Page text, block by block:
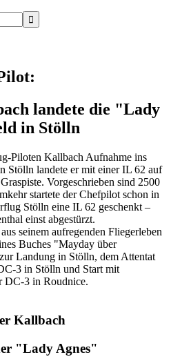
landete die "Lady
in Stölln
Piloten Kallbach Aufnahme ins
Stölln landete er mit einer IL 62 auf
Vorgeschrieben sind 2500
startete der Chefpilot schon in
Stölln eine IL 62 geschenkt –
einst abgestürzt.
seinem aufregenden Fliegerleben
Buches "Mayday über
Landung in Stölln, dem Attentat
3 in Stölln und Start mit
DC-3 in Roudnice.
Kallbach
"Lady Agnes"